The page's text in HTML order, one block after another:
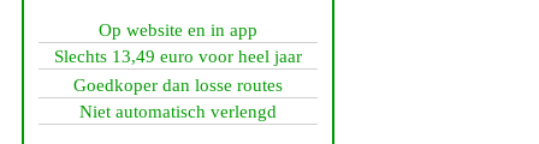
Op website en in app
Slechts 13,49 euro voor heel jaar
Goedkoper dan losse routes
Niet automatisch verlengd